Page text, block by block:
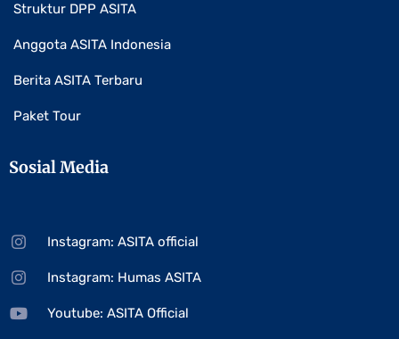
Struktur DPP ASITA
Anggota ASITA Indonesia
Berita ASITA Terbaru
Paket Tour
Sosial Media
Instagram: ASITA official
Instagram: Humas ASITA
Youtube: ASITA Official